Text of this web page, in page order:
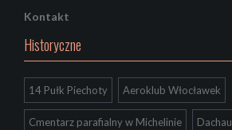
Kontakt
Historyczne
14 Pułk Piechoty Aeroklub Włocławek
Cmentarz parafialny w Michelinie Dachau